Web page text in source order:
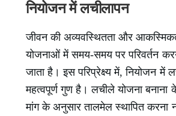
नियोजन में लचीलापन
जीवन की अव्यवस्थितता और
योजनाओं में समय-समय पर परिवर्तन
जाता है। इस परिप्रेक्ष्य में, नियोजन में
महत्वपूर्ण गुण है। लचीले योजना बनाना
मांग के अनुसार तालमेल स्थापित करना